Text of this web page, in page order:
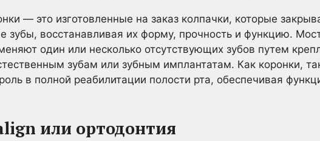
— это изготовленные на заказ колпачки, которые
зубы, восстанавливая их форму, прочность и функцию.
один или несколько отсутствующих зубов путем
зубам или зубным имплантатам. Как коронки,
в полной реабилитации полости рта, обеспечивая
или ортодонтия